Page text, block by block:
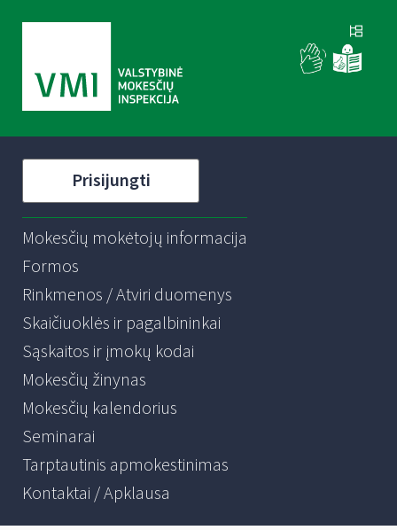
Prisijungti
Mokesčių mokėtojų informacija
Formos
Rinkmenos / Atviri duomenys
Skaičiuoklės ir pagalbininkai
Sąskaitos ir įmokų kodai
Mokesčių žinynas
Mokesčių kalendorius
Seminarai
Tarptautinis apmokestinimas
Kontaktai / Apklausa